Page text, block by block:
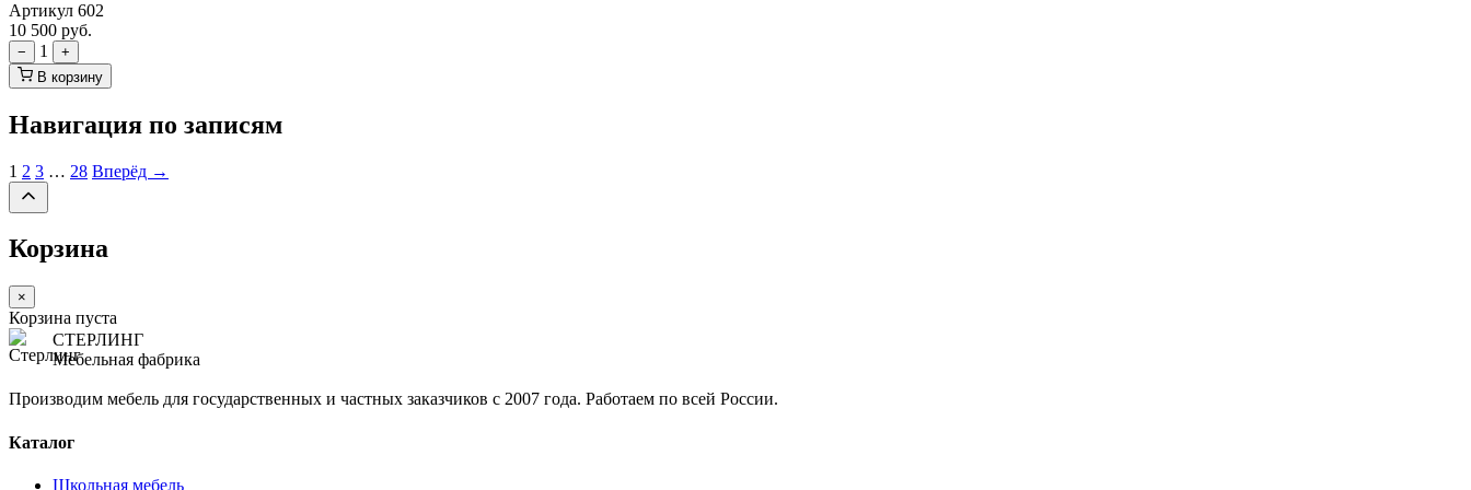
Артикул 602
10 500 руб.
− 1
+
В корзину
Навигация по записям
1 2 3 … 28 Вперёд →
Корзина
×
Корзина пуста
СТЕРЛИНГ
Мебельная фабрика
Производим мебель для государственных и частных заказчиков с 2007 года. Работаем по всей России.
Каталог
Школьная мебель